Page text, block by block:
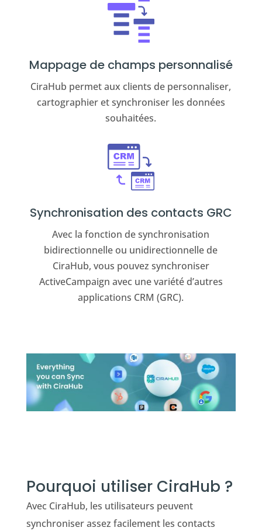
Mappage de champs personnalisé
CiraHub permet aux clients de personnaliser,
cartographier et synchroniser les données
souhaitées.
Synchronisation des contacts GRC
Avec la fonction de synchronisation
bidirectionnelle ou unidirectionnelle de
CiraHub, vous pouvez synchroniser
ActiveCampaign avec une variété d’autres
applications CRM (GRC).
Pourquoi utiliser CiraHub ?
Avec CiraHub, les utilisateurs peuvent
synchroniser assez facilement les contacts